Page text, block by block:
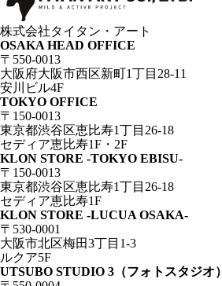
株式会社タイタン・アート
OSAKA HEAD OFFICE
〒550-0013
大阪府大阪市西区新町1丁目28-11
安川ビル4F
TOKYO OFFICE
〒150-0013
東京都渋谷区恵比寿1丁目26-18
セディア恵比寿1F・2F
KLON STORE -TOKYO EBISU-
〒150-0013
東京都渋谷区恵比寿1丁目26-18
セディア恵比寿1F
KLON STORE -LUCUA OSAKA-
〒530-0001
大阪市北区梅田3丁目1-3
ルクア5F
UTSUBO STUDIO 3（フォトスタジオ）